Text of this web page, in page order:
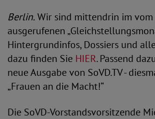
Berlin.Wir sind mittendrin im vom
ausgerufenen
Hintergrundinfos, Dossiers und
dazu finden Sie HIER. Passend
neue Ausgabe von SoVD.TV -
„Frauen an die Macht!“
Die SoVD-Vorstandsvorsitzende